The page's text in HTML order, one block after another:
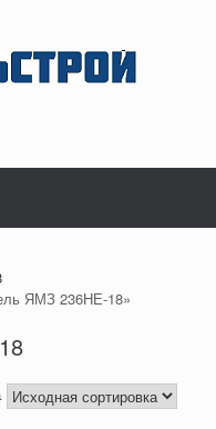
ЯМЗ 236НЕ-18»